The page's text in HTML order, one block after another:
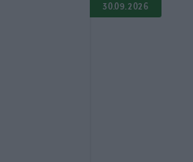
30.09.2026